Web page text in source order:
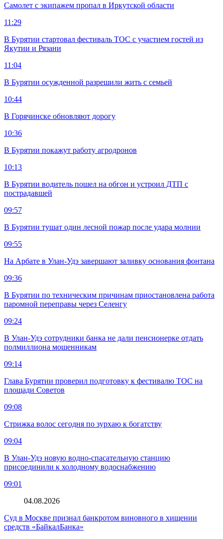
Самолет с экипажем пропал в Иркутской области
11:29
В Бурятии стартовал фестиваль ТОС с участием гостей из
Якутии и Рязани
11:04
В Бурятии осужденной разрешили жить с семьей
10:44
В Горячинске обновляют дорогу
10:36
В Бурятии покажут работу агродронов
10:13
В Бурятии водитель пошел на обгон и устроил ДТП с
пострадавшей
09:57
В Бурятии тушат один лесной пожар после удара молнии
09:55
На Арбате в Улан-Удэ завершают заливку основания фонтана
09:36
В Бурятии по техническим причинам приостановлена работа
паромной переправы через Селенгу
09:24
В Улан-Удэ сотрудники банка не дали пенсионерке отдать
полмиллиона мошенникам
09:14
Глава Бурятии проверил подготовку к фестивалю ТОС на
площади Советов
09:08
Стрижка волос сегодня по зурхаю к богатству
09:04
В Улан-Удэ новую водно‑спасательную станцию
присоединили к холодному водоснабжению
09:01
04.08.2026
Суд в Москве признал банкротом виновного в хищении
средств «БайкалБанка»